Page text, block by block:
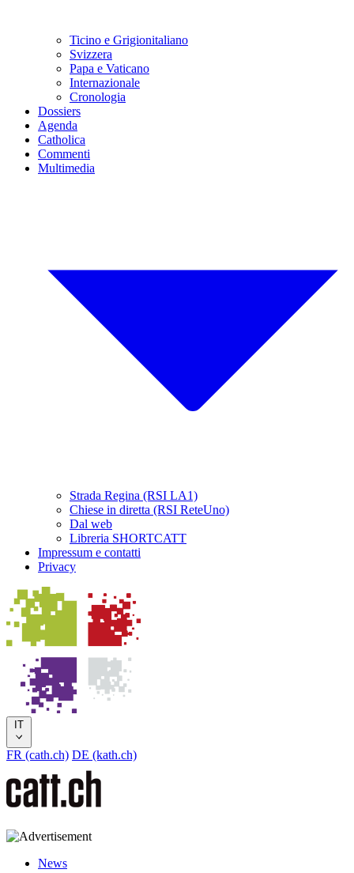
Ticino e Grigionitaliano
Svizzera
Papa e Vaticano
Internazionale
Cronologia
Dossiers
Agenda
Catholica
Commenti
Multimedia
Strada Regina (RSI LA1)
Chiese in diretta (RSI ReteUno)
Dal web
Libreria SHORTCATT
Impressum e contatti
Privacy
IT
FR (cath.ch) DE (kath.ch)
News